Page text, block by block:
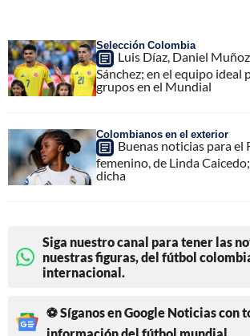
Selección Colombia
Luis Díaz, Daniel
Sánchez; en el equipo ideal
grupos en el Mundial
Colombianos en el exterior
Buenas noticias para el
femenino, de Linda
dicha
Siga nuestro canal para tener las
nuestras figuras, del fútbol
internacional.
⚽ Síganos en Google Noticias con
información del fútbol mundial